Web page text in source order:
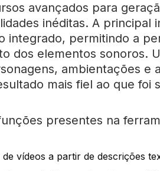
avançados para
inéditas. A principal
integrado, permitindo a
dos elementos sonoros.
ambientações e
mais fiel ao que foi
presentes na
vídeos a partir de descrições